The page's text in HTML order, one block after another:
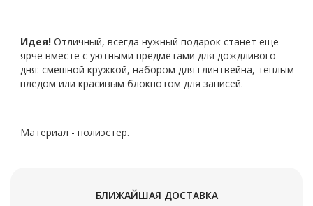
Идея! Отличный, всегда нужный подарок станет еще
ярче вместе с уютными предметами для дождливого
дня: смешной кружкой, набором для глинтвейна, теплым
пледом или красивым блокнотом для записей.
Материал - полиэстер.
БЛИЖАЙШАЯ ДОСТАВКА